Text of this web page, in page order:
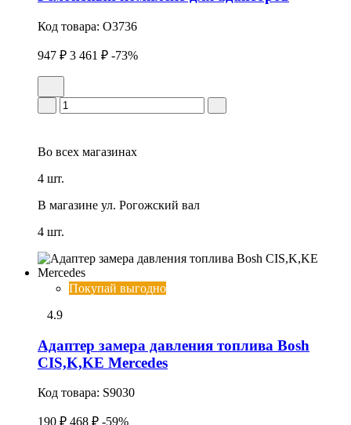
Код товара: O3736
947 ₽ 3 461 ₽ -73%
Во всех магазинах
4 шт.
В магазине ул. Рогожский вал
4 шт.
Покупай выгодно
4.9
Адаптер замера давления топлива Bosh
CIS,K,KE Mercedes
Код товара: S9030
190 ₽ 468 ₽ -59%